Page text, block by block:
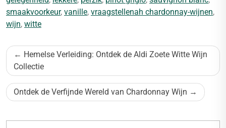
smaakvoorkeur, vanille, vraagstellenah chardonnay-wijnen,
wijn, witte
Bericht
navigatie
Hemelse Verleiding: Ontdek de Aldi Zoete Witte Wijn
Collectie
Ontdek de Verfijnde Wereld van Chardonnay Wijn